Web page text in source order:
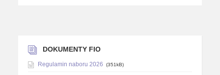
DOKUMENTY FIO
Regulamin naboru 2026 (351kB)